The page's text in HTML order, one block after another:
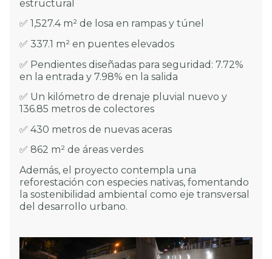
estructural
✅ 1,527.4 m² de losa en rampas y túnel
✅ 337.1 m² en puentes elevados
✅ Pendientes diseñadas para seguridad: 7.72%
en la entrada y 7.98% en la salida
✅ Un kilómetro de drenaje pluvial nuevo y
136.85 metros de colectores
✅ 430 metros de nuevas aceras
✅ 862 m² de áreas verdes
Además, el proyecto contempla una
reforestación con especies nativas, fomentando
la sostenibilidad ambiental como eje transversal
del desarrollo urbano.